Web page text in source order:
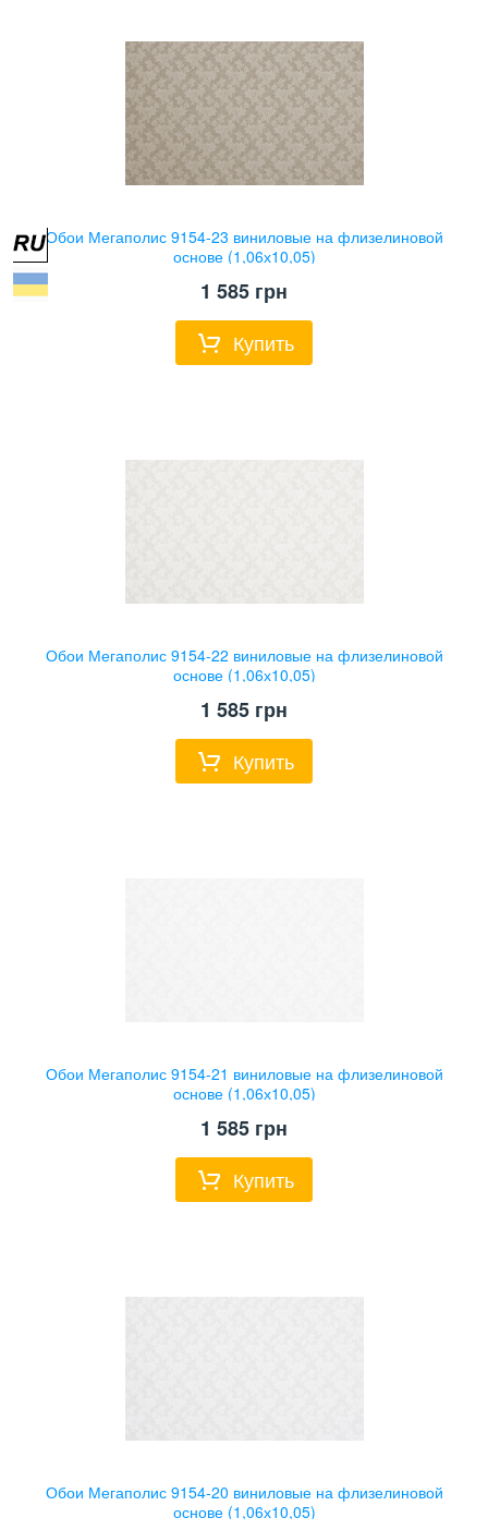
Обои Мегаполис 9154-23 виниловые на флизелиновой
основе (1,06х10,05)
1 585 грн
Купить
Обои Мегаполис 9154-22 виниловые на флизелиновой
основе (1,06х10,05)
1 585 грн
Купить
Обои Мегаполис 9154-21 виниловые на флизелиновой
основе (1,06х10,05)
1 585 грн
Купить
Обои Мегаполис 9154-20 виниловые на флизелиновой
основе (1,06х10,05)